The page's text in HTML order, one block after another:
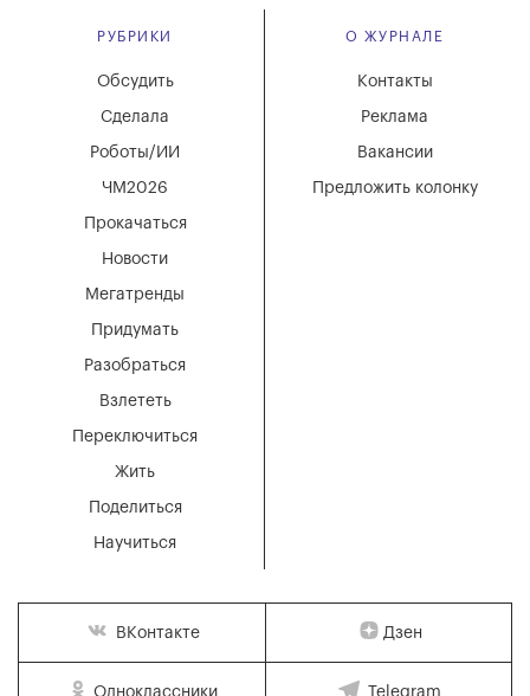
РУБРИКИ
Мегатренды
Придумать
Разобраться
Взлететь
Новости
Переключиться
Жить
Поделиться
Научиться
Обсудить
Сделала
Роботы/ИИ
ЧМ2026
Прокачаться
О ЖУРНАЛЕ
Вакансии
Реклама
Контакты
Предложить колонку
ВКонтакте Дзен
Одноклассники Telegram